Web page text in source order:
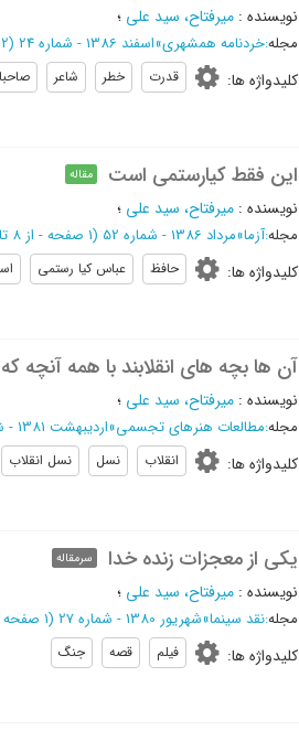
نویسنده : میرفتاح، سید علی ؛
مجله:خردنامه همشهری»اسفند 1386 - شماره 24 (‎2 صفحه -
کلیدواژه ها: قدرت خطر شاعر
این فقط کیارستمی است مقاله
نویسنده : میرفتاح، سید علی ؛
مجله:آزما»مرداد 1386 - شماره 52 (‎1 صفحه - از 8 تا 8
کلیدواژه ها: حافظ عباس کیا رستمی
آن ها بچه های انقلابند با همه آنچه
نویسنده : میرفتاح، سید علی ؛
مجله:مطالعات هنرهای تجسمی»اردیبهشت 1381 - شماره 16
کلیدواژه ها: انقلاب نسل نسل انقلاب
یکی از معجزات زنده خدا سرمقاله
نویسنده : میرفتاح، سید علی ؛
مجله:نقد سینما»شهریور 1380 - شماره 27 (‎1 صفحه -
کلیدواژه ها: فیلم قصه جنگ